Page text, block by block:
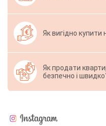
Як вигідно купити
Як продати
безпечно і